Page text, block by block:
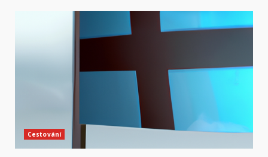
Cestování